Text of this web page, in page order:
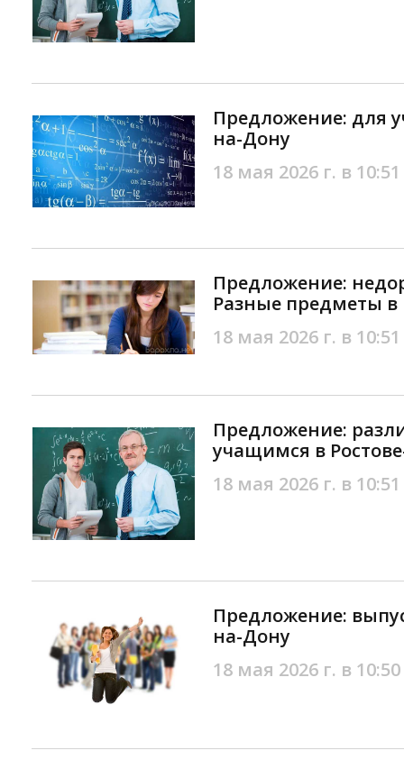
Предложение: для
на-Дону
18 мая 2026 г. в 10:51
Предложение:
Разные предметы в
18 мая 2026 г. в 10:51
Предложение:
учащимся в
18 мая 2026 г. в 10:51
Предложение:
на-Дону
18 мая 2026 г. в 10:50